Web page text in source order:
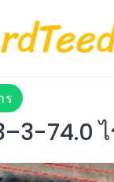
ร
74.0 ไ